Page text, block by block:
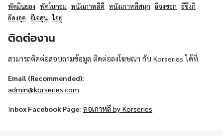
พัคมินยอง พัคโบกอม หนังเกาหลีดี หนังเกาหลีสนุก อีจงซอก อีซึงกิ
อีดงอุค อีเจฮุน ไอยู
ติดต่องาน
สามารถติดต่อสอบถามข้อมูล ติดต่อลงโฆษณา กับ Korseries ได้ที่
Email (Recommended):
admin@korseries.com
Inbox Facebook Page: คอเกาหลี by Korseries